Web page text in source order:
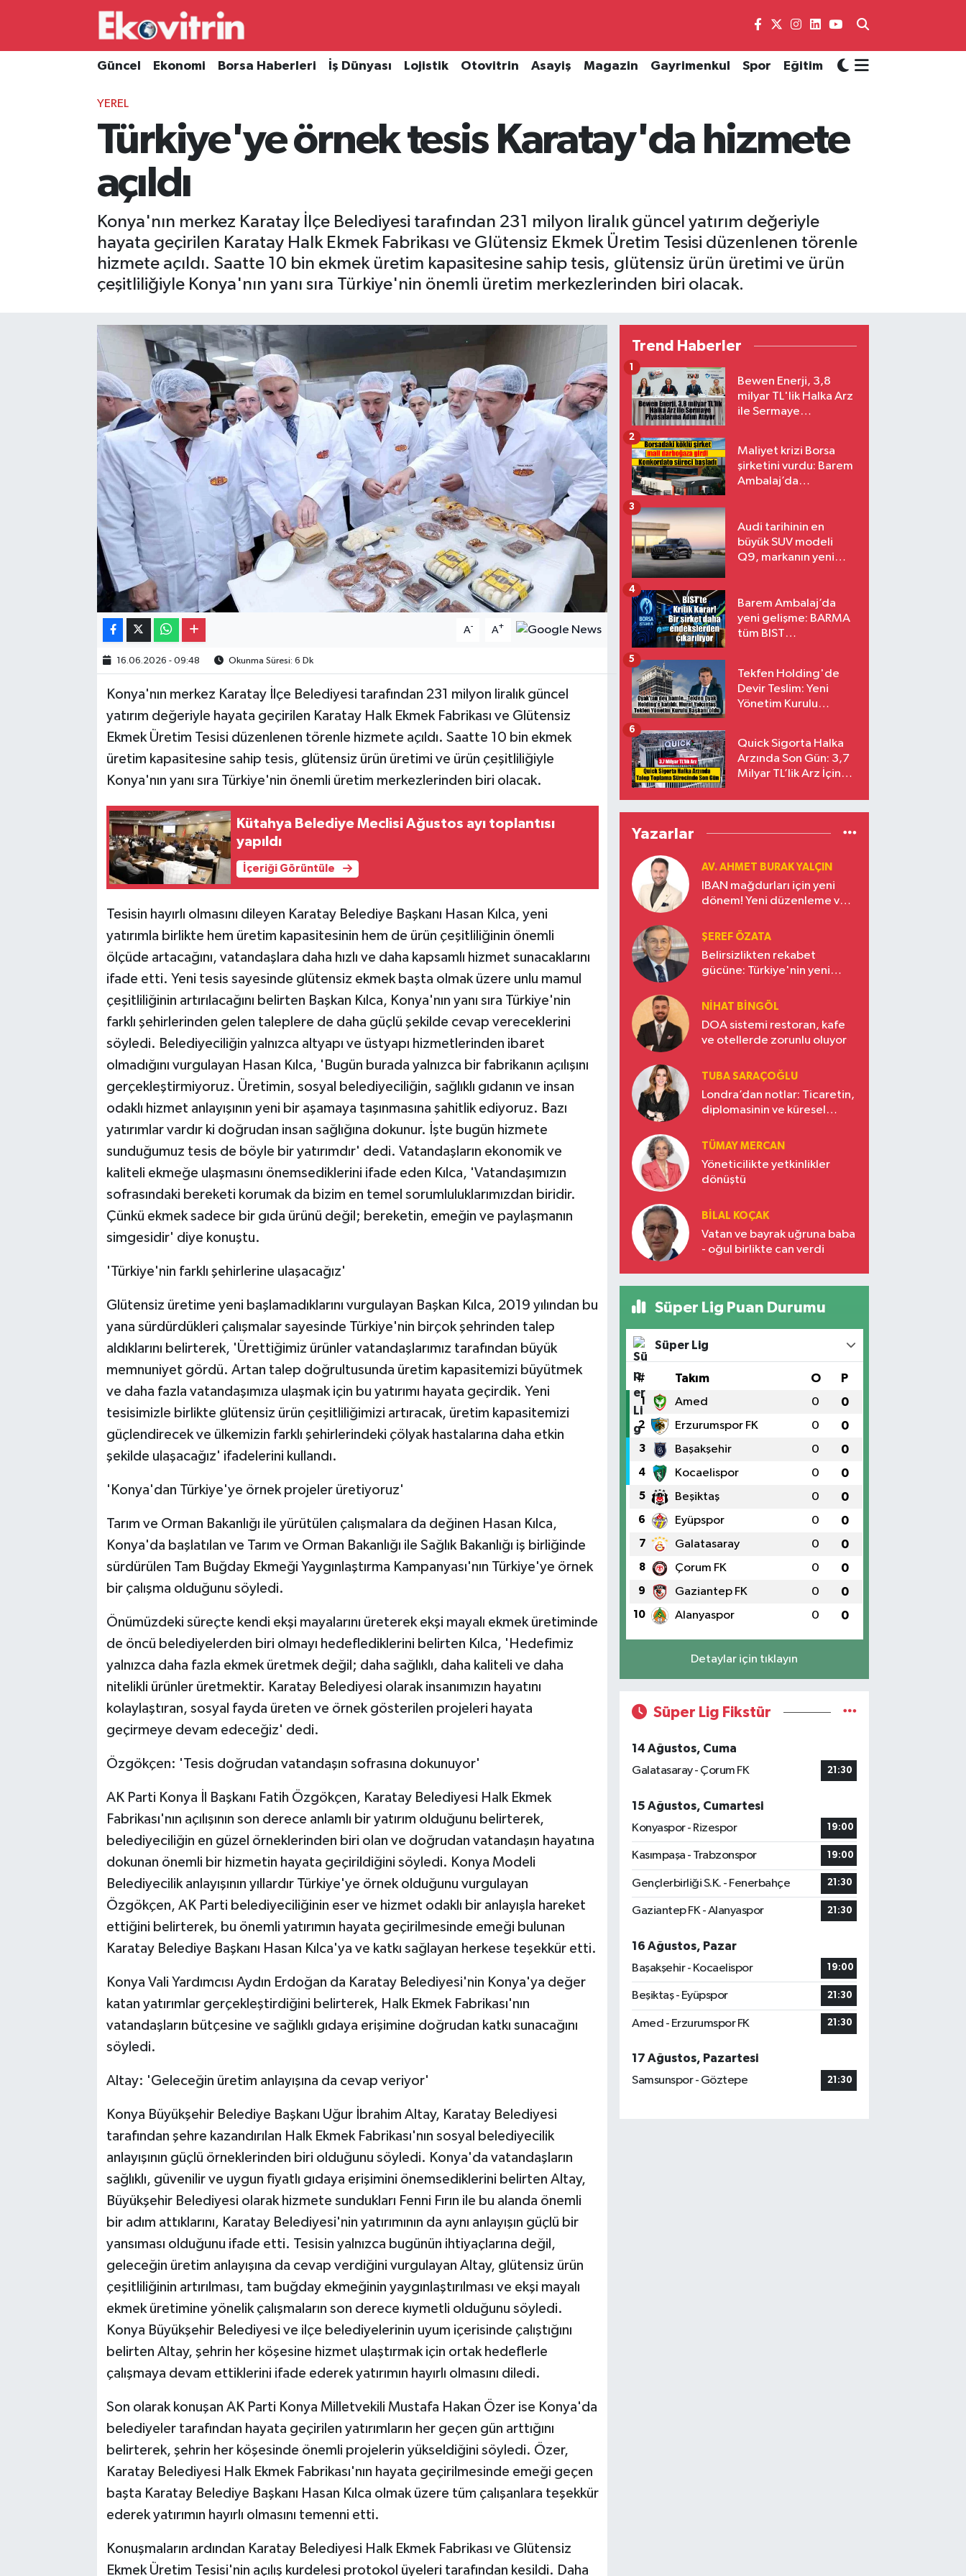
Güncel Ekonomi Borsa Haberleri İş Dünyası Lojistik Otovitrin Asayiş Magazin Gayrimenkul Spor Eğitim
YEREL
Türkiye'ye örnek tesis Karatay'da hizmete
açıldı
Konya'nın merkez Karatay İlçe Belediyesi tarafından 231 milyon liralık güncel yatırım değeriyle
hayata geçirilen Karatay Halk Ekmek Fabrikası ve Glütensiz Ekmek Üretim Tesisi düzenlenen törenle
hizmete açıldı. Saatte 10 bin ekmek üretim kapasitesine sahip tesis, glütensiz ürün üretimi ve ürün
çeşitliliğiyle Konya'nın yanı sıra Türkiye'nin önemli üretim merkezlerinden biri olacak.
A- A+
16.06.2026 - 09:48 Okunma Süresi: 6 Dk
Konya'nın merkez Karatay İlçe Belediyesi tarafından 231 milyon liralık güncel
yatırım değeriyle hayata geçirilen Karatay Halk Ekmek Fabrikası ve Glütensiz
Ekmek Üretim Tesisi düzenlenen törenle hizmete açıldı. Saatte 10 bin ekmek
üretim kapasitesine sahip tesis, glütensiz ürün üretimi ve ürün çeşitliliğiyle
Konya'nın yanı sıra Türkiye'nin önemli üretim merkezlerinden biri olacak.
Kütahya Belediye Meclisi Ağustos ayı toplantısı
yapıldı
İçeriği Görüntüle
Tesisin hayırlı olmasını dileyen Karatay Belediye Başkanı Hasan Kılca, yeni
yatırımla birlikte hem üretim kapasitesinin hem de ürün çeşitliliğinin önemli
ölçüde artacağını, vatandaşlara daha hızlı ve daha kapsamlı hizmet sunacaklarını
ifade etti. Yeni tesis sayesinde glütensiz ekmek başta olmak üzere unlu mamul
çeşitliliğinin artırılacağını belirten Başkan Kılca, Konya'nın yanı sıra Türkiye'nin
farklı şehirlerinden gelen taleplere de daha güçlü şekilde cevap vereceklerini
söyledi. Belediyeciliğin yalnızca altyapı ve üstyapı hizmetlerinden ibaret
olmadığını vurgulayan Hasan Kılca, 'Bugün burada yalnızca bir fabrikanın açılışını
gerçekleştirmiyoruz. Üretimin, sosyal belediyeciliğin, sağlıklı gıdanın ve insan
odaklı hizmet anlayışının yeni bir aşamaya taşınmasına şahitlik ediyoruz. Bazı
yatırımlar vardır ki doğrudan insan sağlığına dokunur. İşte bugün hizmete
sunduğumuz tesis de böyle bir yatırımdır' dedi. Vatandaşların ekonomik ve
kaliteli ekmeğe ulaşmasını önemsediklerini ifade eden Kılca, 'Vatandaşımızın
sofrasındaki bereketi korumak da bizim en temel sorumluluklarımızdan biridir.
Çünkü ekmek sadece bir gıda ürünü değil; bereketin, emeğin ve paylaşmanın
simgesidir' diye konuştu.
'Türkiye'nin farklı şehirlerine ulaşacağız'
Glütensiz üretime yeni başlamadıklarını vurgulayan Başkan Kılca, 2019 yılından bu
yana sürdürdükleri çalışmalar sayesinde Türkiye'nin birçok şehrinden talep
aldıklarını belirterek, 'Ürettiğimiz ürünler vatandaşlarımız tarafından büyük
memnuniyet gördü. Artan talep doğrultusunda üretim kapasitemizi büyütmek
ve daha fazla vatandaşımıza ulaşmak için bu yatırımı hayata geçirdik. Yeni
tesisimizle birlikte glütensiz ürün çeşitliliğimizi artıracak, üretim kapasitemizi
güçlendirecek ve ülkemizin farklı şehirlerindeki çölyak hastalarına daha etkin
şekilde ulaşacağız' ifadelerini kullandı.
'Konya'dan Türkiye'ye örnek projeler üretiyoruz'
Tarım ve Orman Bakanlığı ile yürütülen çalışmalara da değinen Hasan Kılca,
Konya'da başlatılan ve Tarım ve Orman Bakanlığı ile Sağlık Bakanlığı iş birliğinde
sürdürülen Tam Buğday Ekmeği Yaygınlaştırma Kampanyası'nın Türkiye'ye örnek
bir çalışma olduğunu söyledi.
Önümüzdeki süreçte kendi ekşi mayalarını üreterek ekşi mayalı ekmek üretiminde
de öncü belediyelerden biri olmayı hedeflediklerini belirten Kılca, 'Hedefimiz
yalnızca daha fazla ekmek üretmek değil; daha sağlıklı, daha kaliteli ve daha
nitelikli ürünler üretmektir. Karatay Belediyesi olarak insanımızın hayatını
kolaylaştıran, sosyal fayda üreten ve örnek gösterilen projeleri hayata
geçirmeye devam edeceğiz' dedi.
Özgökçen: 'Tesis doğrudan vatandaşın sofrasına dokunuyor'
AK Parti Konya İl Başkanı Fatih Özgökçen, Karatay Belediyesi Halk Ekmek
Fabrikası'nın açılışının son derece anlamlı bir yatırım olduğunu belirterek,
belediyeciliğin en güzel örneklerinden biri olan ve doğrudan vatandaşın hayatına
dokunan önemli bir hizmetin hayata geçirildiğini söyledi. Konya Modeli
Belediyecilik anlayışının yıllardır Türkiye'ye örnek olduğunu vurgulayan
Özgökçen, AK Parti belediyeciliğinin eser ve hizmet odaklı bir anlayışla hareket
ettiğini belirterek, bu önemli yatırımın hayata geçirilmesinde emeği bulunan
Karatay Belediye Başkanı Hasan Kılca'ya ve katkı sağlayan herkese teşekkür etti.
Konya Vali Yardımcısı Aydın Erdoğan da Karatay Belediyesi'nin Konya'ya değer
katan yatırımlar gerçekleştirdiğini belirterek, Halk Ekmek Fabrikası'nın
vatandaşların bütçesine ve sağlıklı gıdaya erişimine doğrudan katkı sunacağını
söyledi.
Altay: 'Geleceğin üretim anlayışına da cevap veriyor'
Konya Büyükşehir Belediye Başkanı Uğur İbrahim Altay, Karatay Belediyesi
tarafından şehre kazandırılan Halk Ekmek Fabrikası'nın sosyal belediyecilik
anlayışının güçlü örneklerinden biri olduğunu söyledi. Konya'da vatandaşların
sağlıklı, güvenilir ve uygun fiyatlı gıdaya erişimini önemsediklerini belirten Altay,
Büyükşehir Belediyesi olarak hizmete sundukları Fenni Fırın ile bu alanda önemli
bir adım attıklarını, Karatay Belediyesi'nin yatırımının da aynı anlayışın güçlü bir
yansıması olduğunu ifade etti. Tesisin yalnızca bugünün ihtiyaçlarına değil,
geleceğin üretim anlayışına da cevap verdiğini vurgulayan Altay, glütensiz ürün
çeşitliliğinin artırılması, tam buğday ekmeğinin yaygınlaştırılması ve ekşi mayalı
ekmek üretimine yönelik çalışmaların son derece kıymetli olduğunu söyledi.
Konya Büyükşehir Belediyesi ve ilçe belediyelerinin uyum içerisinde çalıştığını
belirten Altay, şehrin her köşesine hizmet ulaştırmak için ortak hedeflerle
çalışmaya devam ettiklerini ifade ederek yatırımın hayırlı olmasını diledi.
Son olarak konuşan AK Parti Konya Milletvekili Mustafa Hakan Özer ise Konya'da
belediyeler tarafından hayata geçirilen yatırımların her geçen gün arttığını
belirterek, şehrin her köşesinde önemli projelerin yükseldiğini söyledi. Özer,
Karatay Belediyesi Halk Ekmek Fabrikası'nın hayata geçirilmesinde emeği geçen
başta Karatay Belediye Başkanı Hasan Kılca olmak üzere tüm çalışanlara teşekkür
ederek yatırımın hayırlı olmasını temenni etti.
Konuşmaların ardından Karatay Belediyesi Halk Ekmek Fabrikası ve Glütensiz
Ekmek Üretim Tesisi'nin açılış kurdelesi protokol üyeleri tarafından kesildi. Daha
Trend Haberler
Bewen Enerji, 3,8
milyar TL'lik Halka Arz
ile Sermaye
1
Maliyet krizi Borsa
şirketini vurdu: Barem
Ambalaj’da
2
Audi tarihinin en
büyük SUV modeli
Q9, markanın yeni
3
Barem Ambalaj’da
yeni gelişme: BARMA
tüm BIST
4
Tekfen Holding'de
Devir Teslim: Yeni
Yönetim Kurulu
5
Quick Sigorta Halka
Arzında Son Gün: 3,7
Milyar TL’lik Arz İçin
Eriyor
6
Yazarlar
AV. AHMET BURAK YALÇIN
IBAN mağdurları için yeni
dönem! Yeni düzenleme ve
ŞEREF ÖZATA
Belirsizlikten rekabet
gücüne: Türkiye'nin yeni
NIHAT BINGÖL
DOA sistemi restoran, kafe
ve otellerde zorunlu oluyor
TUBA SARAÇOĞLU
Londra’dan notlar: Ticaretin,
diplomasinin ve küresel
Türkiye’nin yükselen gücü
TÜMAY MERCAN
Yöneticilikte yetkinlikler
dönüştü
BILAL KOÇAK
Vatan ve bayrak uğruna baba
- oğul birlikte can verdi
Süper Lig Puan Durumu
Süper Lig
# Takım O P
1 Amed 0 0
2 Erzurumspor FK 0 0
3 Başakşehir 0 0
4 Kocaelispor 0 0
5 Beşiktaş 0 0
6 Eyüpspor 0 0
7 Galatasaray 0 0
8 Çorum FK 0 0
9 Gaziantep FK 0 0
10 Alanyaspor 0 0
Detaylar için tıklayın
Süper Lig Fikstür
14 Ağustos, Cuma
Galatasaray - Çorum FK
21:30
15 Ağustos, Cumartesi
Konyaspor - Rizespor
19:00
Kasımpaşa - Trabzonspor 19:00
Gençlerbirliği S.K. - Fenerbahçe 21:30
Gaziantep FK - Alanyaspor 21:30
16 Ağustos, Pazar
Başakşehir - Kocaelispor
19:00
Beşiktaş - Eyüpspor 21:30
Amed - Erzurumspor FK 21:30
17 Ağustos, Pazartesi
Samsunspor - Göztepe
21:30
Güncel
Borsa Haberleri
Gayrimenkul
Hava Durumu
Süper Lig Puan Durumu ve Fikstür
Son Dakika Haberleri
Haber Arşivi